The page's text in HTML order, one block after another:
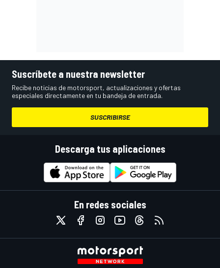
Suscríbete a nuestra newsletter
Recibe noticias de motorsport, actualizaciones y ofertas
especiales directamente en tu bandeja de entrada.
SUSCRIBIRSE
Descarga tus aplicaciones
En redes sociales